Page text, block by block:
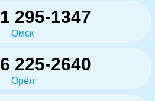
295-1347
Омск
225-2640
Орёл